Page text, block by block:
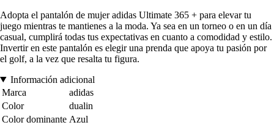
Adopta el pantalón de mujer adidas Ultimate 365 + para elevar tu
juego mientras te mantienes a la moda. Ya sea en un torneo o en un día
casual, cumplirá todas tus expectativas en cuanto a comodidad y estilo.
Invertir en este pantalón es elegir una prenda que apoya tu pasión por
el golf, a la vez que resalta tu figura.
Información adicional
Marca
adidas
Color
dualin
Color dominante Azul